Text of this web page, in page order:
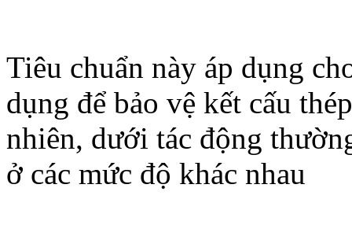
Tiêu chuẩn này áp dụng
dụng để bảo vệ kết cấu
nhiên, dưới tác động
ở các mức độ khác nhau